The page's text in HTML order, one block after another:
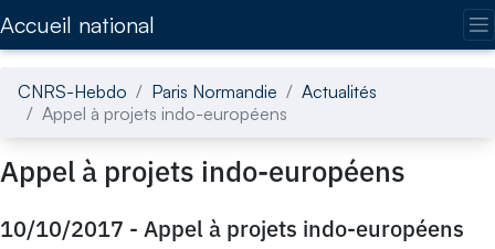
Accueil national
CNRS-Hebdo Paris Normandie
Actualités
Appel à projets indo-européens
Appel à projets indo-européens
10/10/2017 - Appel à projets indo-européens